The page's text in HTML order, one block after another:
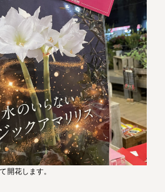
開花します。